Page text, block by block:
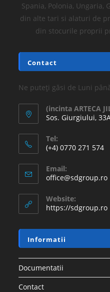
Spania, Polonia, Ungaria,
din alte tari si alaturi de
din stocurile proprii
Contact
Ne puteți găsi de Luni
(incinta ARTECA
Sos. Giurgiului,
Tel:
(+4) 0770 271 574
Email:
office@sdgroup.ro
Website:
https://sdgroup.ro
Informatii
Documentatii
Contact